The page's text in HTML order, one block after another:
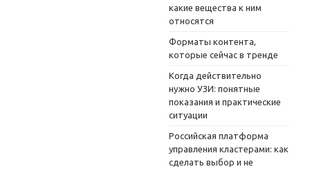
какие вещества к ним
относятся
Форматы контента,
которые сейчас в тренде
Когда действительно
нужно УЗИ: понятные
показания и практические
ситуации
Российская платформа
управления кластерами: как
сделать выбор и не